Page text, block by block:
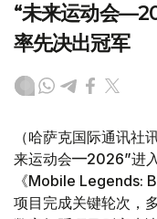
“未来运动会
率先决出冠军
（哈萨克国际通讯
来运动会—2026”进入
《Mobile Legends:
项目完成关键轮次，